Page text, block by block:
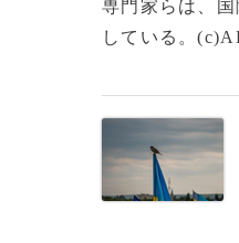
専門家らは、
している。